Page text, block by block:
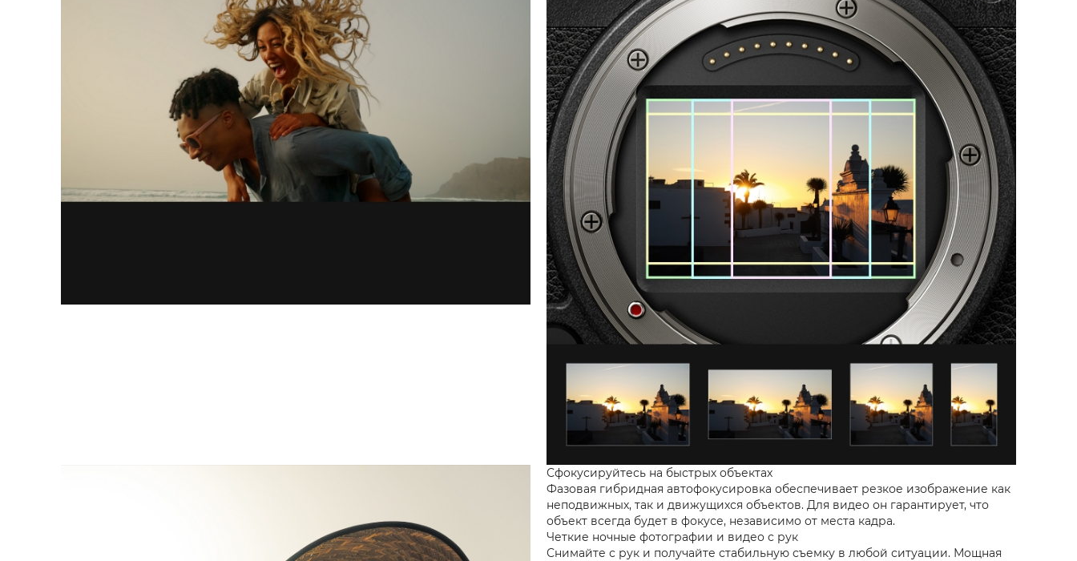
Сфокусируйтесь на быстрых объектах
Фазовая гибридная автофокусировка обеспечивает резкое изображение как
неподвижных, так и движущихся объектов. Для видео он гарантирует, что
объект всегда будет в фокусе, независимо от места кадра.
Четкие ночные фотографии и видео с рук
Снимайте с рук и получайте стабильную съемку в любой ситуации. Мощная